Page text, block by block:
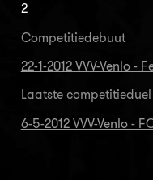
2
Competitiedebuut
22-1-2012 VVV-Venlo -
Laatste competitieduel
6-5-2012 VVV-Venlo -